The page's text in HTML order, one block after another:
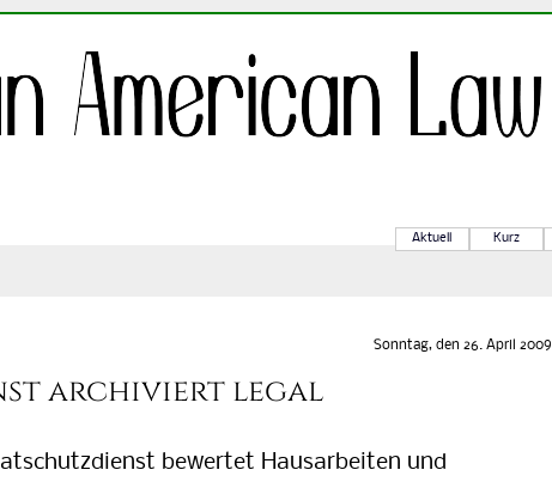
Aktuell Kurz
Sonntag, den 26. April 2009
archiviert legal
bewertet Hausarbeiten und